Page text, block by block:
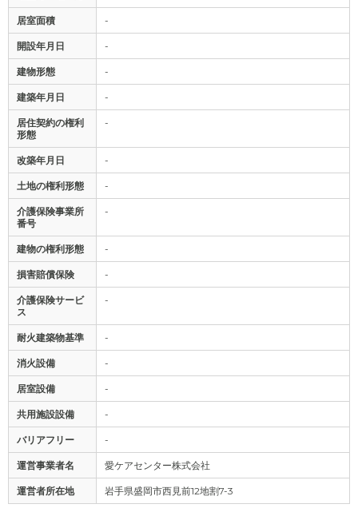
居室面積 -
開設年月日 -
建物形態 -
建築年月日 -
居住契約の権利
形態
-
改築年月日 -
土地の権利形態 -
介護保険事業所
番号
-
建物の権利形態 -
損害賠償保険 -
介護保険サービ
ス
-
耐火建築物基準 -
消火設備 -
居室設備 -
共用施設設備 -
バリアフリー -
運営事業者名 愛ケアセンター株式会社
運営者所在地 岩手県盛岡市西見前12地割7-3